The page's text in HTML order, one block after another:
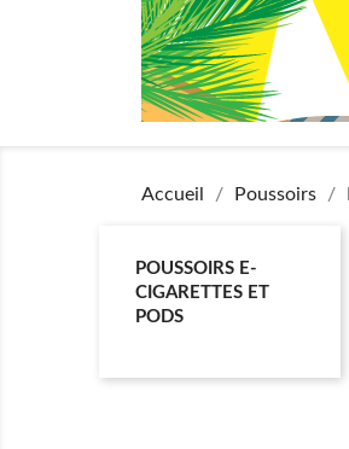
Accueil Poussoirs
POUSSOIRS E-
CIGARETTES ET
PODS